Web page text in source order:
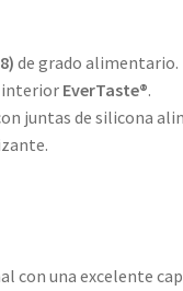
de grado alimentario.
interiorEverTaste®.
juntas de silicona
con una excelente